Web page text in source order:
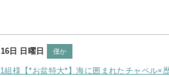
ル×歴
08月22日 土曜日
残席1組様*【はじめての見学に◎